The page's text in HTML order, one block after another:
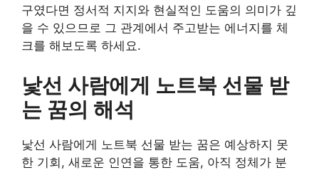
구였다면 정서적 지지와 현실적인 도움의 의미가 깊
을 수 있으므로 그 관계에서 주고받는 에너지를 체
크를 해보도록 하세요.
낯선 사람에게 노트북 선물 받
는 꿈의 해석
낯선 사람에게 노트북 선물 받는 꿈은 예상하지 못
한 기회, 새로운 인연을 통한 도움, 아직 정체가 분